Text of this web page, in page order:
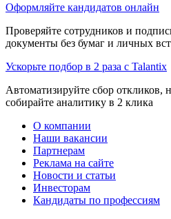
Оформляйте кандидатов онлайн
Проверяйте сотрудников и
документы без бумаг и личных
Ускорьте подбор в 2 раза с Talantix
Автоматизируйте сбор откликов,
собирайте аналитику в 2 клика
О компании
Наши вакансии
Партнерам
Реклама на сайте
Новости и статьи
Инвесторам
Кандидаты по профессиям